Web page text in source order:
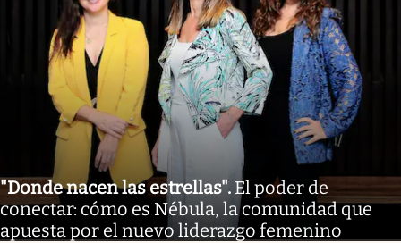
"Donde nacen las estrellas". El poder de
conectar: cómo es Nébula, la comunidad que
apuesta por el nuevo liderazgo femenino